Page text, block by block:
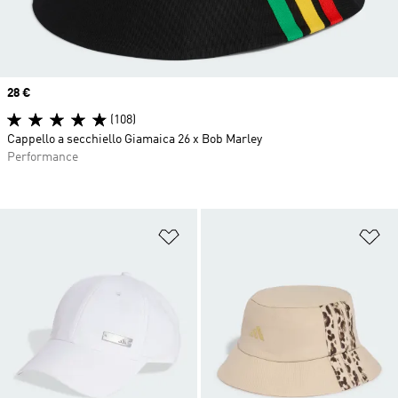
Aggiungi alla lista dei desideri
Price
28 €
(108)
Cappello a secchiello Giamaica 26 x Bob Marley
Performance